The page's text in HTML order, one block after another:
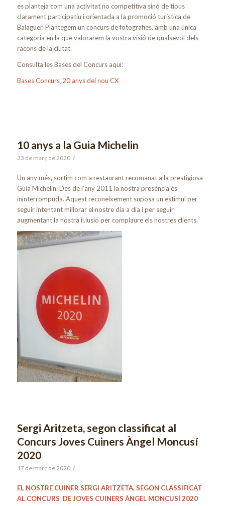
es planteja com una activitat no competitiva sinó de tipus
clarament participatiu i orientada a la promoció turística de
Balaguer. Plantegem un concurs de fotografies, amb una única
categoria en la que valorarem la vostra visió de qualsevol dels
racons de la ciutat.
Consulta les Bases del Concurs aquí:
Bases Concurs_20 anys del nou CX
10 anys a la Guia Michelin
23 de març de 2020 /
Un any més, sortim com a restaurant recomanat a la prestigiosa
Guia Michelin. Des de l’any 2011 la nostra presència és
ininterrompuda. Aquest reconeixement suposa un estímul per
seguir intentant millorar el nostre dia a dia i per seguir
augmentant la nostra il.lusió per complaure els nostres clients.
Sergi Aritzeta, segon classificat al
Concurs Joves Cuiners Àngel Moncusí
2020
17 de març de 2020 /
EL NOSTRE CUINER SERGI ARITZETA, SEGON CLASSIFICAT
AL CONCURS DE JOVES CUINERS ÀNGEL MONCUSÍ 2020